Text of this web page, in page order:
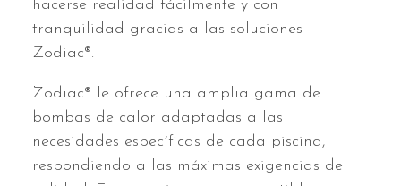
hacerse realidad fácilmente y con
tranquilidad gracias a las soluciones
Zodiac®.
Zodiac® le ofrece una amplia gama de
bombas de calor adaptadas a las
necesidades específicas de cada piscina,
respondiendo a las máximas exigencias de